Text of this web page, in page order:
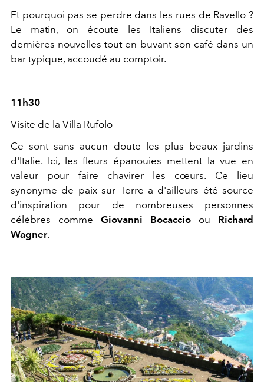
Et pourquoi pas se perdre dans les rues de Ravello ?
Le matin, on écoute les Italiens discuter des
dernières nouvelles tout en buvant son café dans un
bar typique, accoudé au comptoir.
11h30
Visite de la Villa Rufolo
Ce sont sans aucun doute les plus beaux jardins
d'Italie. Ici, les fleurs épanouies mettent la vue en
valeur pour faire chavirer les cœurs. Ce lieu
synonyme de paix sur Terre a d'ailleurs été source
d'inspiration pour de nombreuses personnes
célèbres comme Giovanni Bocaccio ou Richard
Wagner.